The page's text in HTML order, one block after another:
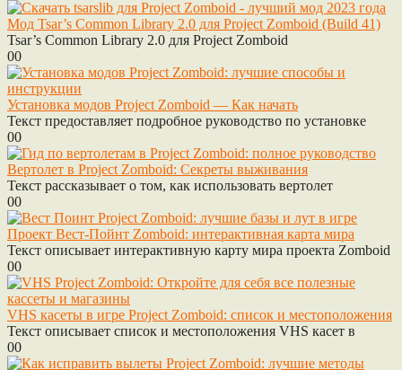
Мод Tsar’s Common Library 2.0 для Project Zomboid (Build 41)
Tsar’s Common Library 2.0 для Project Zomboid
00
Установка модов Project Zomboid — Как начать
Текст предоставляет подробное руководство по установке
00
Вертолет в Project Zomboid: Секреты выживания
Текст рассказывает о том, как использовать вертолет
00
Проект Вест-Пойнт Zomboid: интерактивная карта мира
Текст описывает интерактивную карту мира проекта Zomboid
00
VHS касеты в игре Project Zomboid: список и местоположения
Текст описывает список и местоположения VHS касет в
00